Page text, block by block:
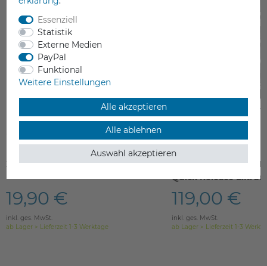
XYZprinting Print Bed Tape (Rolle)
19,90 €
inkl. ges. MwSt.
ab Lager > Lieferzeit 1-3 Werktage
XYZprinting HSS
Quick Release
119,00 €
inkl. ges. MwSt.
ab Lager > Lieferzeit 1-3
Essenziell
Statistik
Externe Medien
PayPal
Funktional
Weitere Einstellungen
Alle akzeptieren
Alle ablehnen
Auswahl akzeptieren